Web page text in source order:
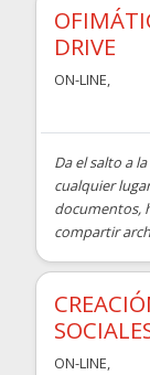
DRIVE
ON-LINE,
Da el salto a
cualquier
documentos,
compartir
ON-LINE,